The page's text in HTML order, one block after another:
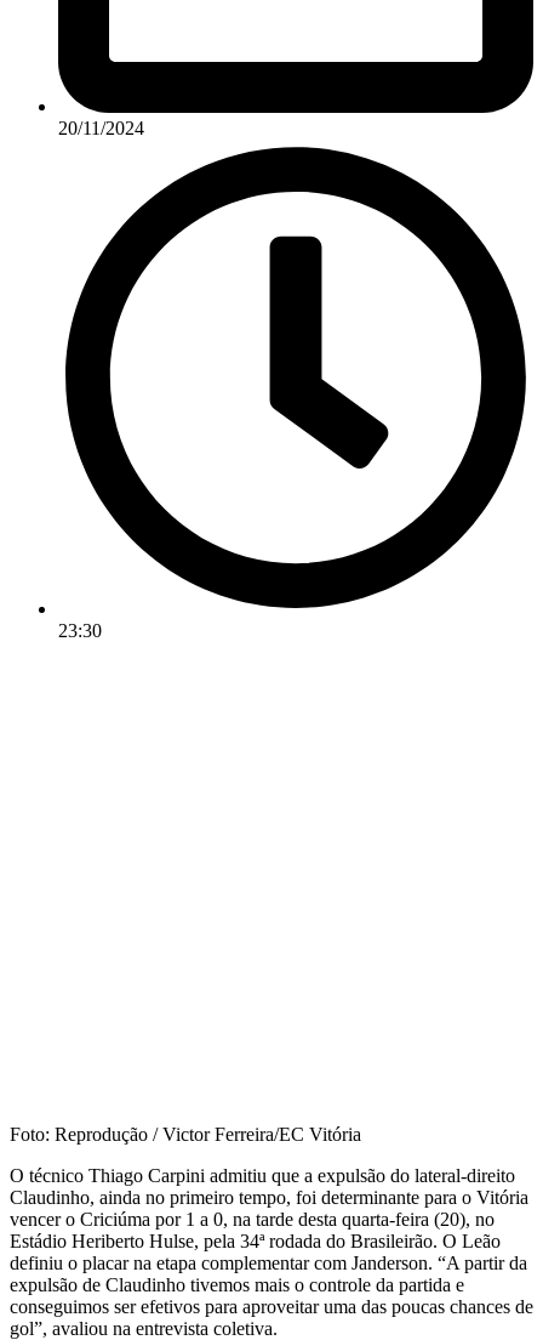
20/11/2024
23:30
Foto: Reprodução / Victor Ferreira/EC Vitória
O técnico Thiago Carpini admitiu que a expulsão do lateral-direito
Claudinho, ainda no primeiro tempo, foi determinante para o Vitória
vencer o Criciúma por 1 a 0, na tarde desta quarta-feira (20), no
Estádio Heriberto Hulse, pela 34ª rodada do Brasileirão. O Leão
definiu o placar na etapa complementar com Janderson. “A partir da
expulsão de Claudinho tivemos mais o controle da partida e
conseguimos ser efetivos para aproveitar uma das poucas chances de
gol”, avaliou na entrevista coletiva.